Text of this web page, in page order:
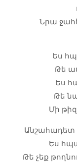
Նրա
Ես
Թե
Ես
Թե
Մի
Անշահադետ
Ես
Թե չեք